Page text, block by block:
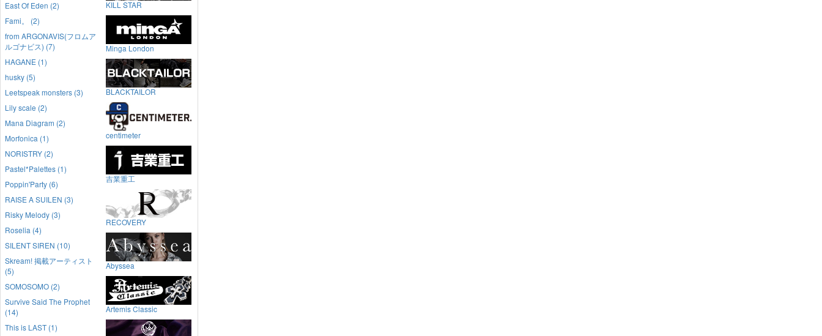
East Of Eden (2)
Fami。 (2)
from ARGONAVIS(フロムア
ルゴナビス) (7)
HAGANE (1)
husky (5)
Leetspeak monsters (3)
Lily scale (2)
Mana Diagram (2)
Morfonica (1)
NORISTRY (2)
Pastel*Palettes (1)
Poppin'Party (6)
RAISE A SUILEN (3)
Risky Melody (3)
Roselia (4)
SILENT SIREN (10)
Skream! 掲載アーティスト
(5)
SOMOSOMO (2)
Survive Said The Prophet
(14)
This is LAST (1)
KILL STAR
Minga London
BLACKTAILOR
centimeter
吉業重工
RECOVERY
Abyssea
Artemis Classic